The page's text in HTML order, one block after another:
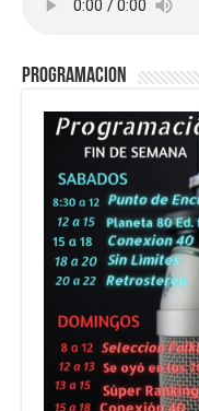
PROGRAMACION